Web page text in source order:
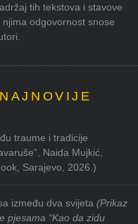
tih tekstova i stavove
odgovornost snose
NAJNOVIJE
traume i tradicije
Naida Mujkić,
Sarajevo, 2026.)
između dva svijeta(Prikaz
pjesama “Kao da zidu